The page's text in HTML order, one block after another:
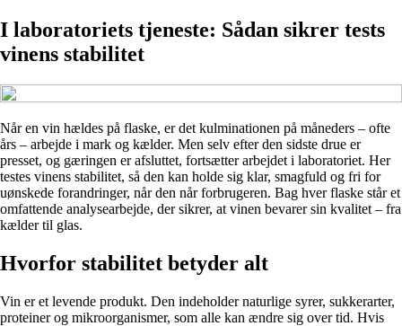
I laboratoriets tjeneste: Sådan sikrer tests
vinens stabilitet
Når en vin hældes på flaske, er det kulminationen på måneders – ofte
års – arbejde i mark og kælder. Men selv efter den sidste drue er
presset, og gæringen er afsluttet, fortsætter arbejdet i laboratoriet. Her
testes vinens stabilitet, så den kan holde sig klar, smagfuld og fri for
uønskede forandringer, når den når forbrugeren. Bag hver flaske står et
omfattende analysearbejde, der sikrer, at vinen bevarer sin kvalitet – fra
kælder til glas.
Hvorfor stabilitet betyder alt
Vin er et levende produkt. Den indeholder naturlige syrer, sukkerarter,
proteiner og mikroorganismer, som alle kan ændre sig over tid. Hvis